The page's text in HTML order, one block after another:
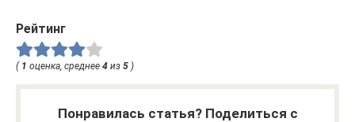
Рейтинг
( 1 оценка, среднее 4 из 5 )
Понравилась статья? Поделиться с